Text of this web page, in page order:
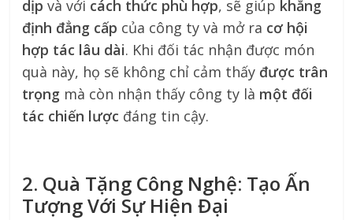
dịp và với cách thức phù hợp, sẽ giúp khẳng
định đẳng cấp của công ty và mở ra cơ hội
hợp tác lâu dài. Khi đối tác nhận được món
quà này, họ sẽ không chỉ cảm thấy được trân
trọng mà còn nhận thấy công ty là một đối
tác chiến lược đáng tin cậy.
2. Quà Tặng Công Nghệ: Tạo Ấn
Tượng Với Sự Hiện Đại